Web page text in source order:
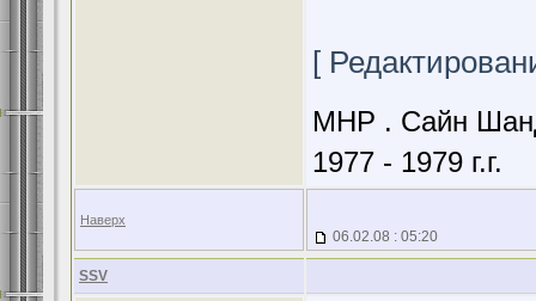
[
МНР . Сайн
1977 - 1979 г.г.
Наверх
06.02.08 : 05:20
SSV